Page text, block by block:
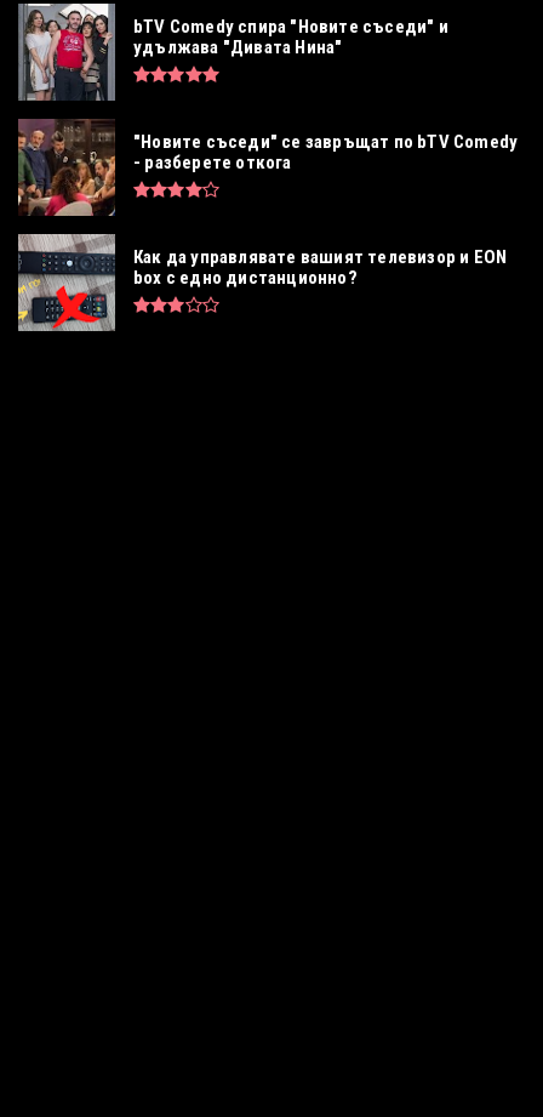
bTV Comedy спира "Новите съседи" и
удължава "Дивата Нина"
"Новите съседи" се завръщат по bTV Comedy
- разберете откога
Как да управлявате вашият телевизор и EON
box с едно дистанционно?